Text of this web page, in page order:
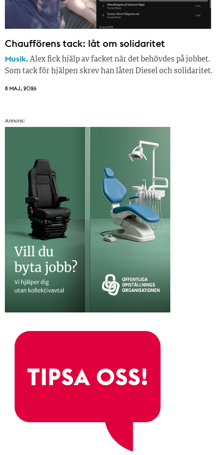
Chaufförens tack: låt om solidaritet
Musik.Alex fick hjälp av facket när det behövdes på jobbet.
Som tack för hjälpen skrev han låten Diesel och solidaritet.
8 MAJ, 2026
Annons: